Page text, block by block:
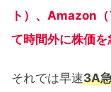
ト）、Amazon
て時間外に株価を
それでは早速3A